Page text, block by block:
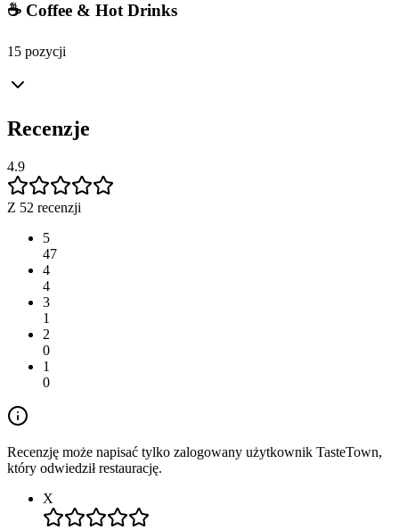
☕ Coffee & Hot Drinks
15 pozycji
Recenzje
4.9
Z 52 recenzji
5
47
4
4
3
1
2
0
1
0
Recenzję może napisać tylko zalogowany użytkownik TasteTown,
który odwiedził restaurację.
X